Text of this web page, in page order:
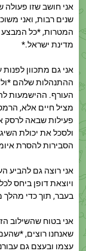
המטרות, *כל המבצע
מדינת ישראל.*
אני גם מתכוון
העורף. ההישמעות
מציל חיים אלא,
פעילות שבאה לרסק
ולסכל את יכולת
הסבירות להסרת
אני רוצה גם להביע
בעבר, תוך כדי
אני בטוח שהשילוב
עצמו ובעצם גם
מקווה שהפעילות
לזכותכם ולזכות